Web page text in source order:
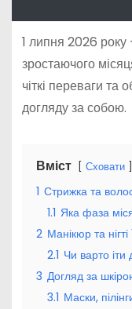
1 липня 2026
зростаючого
чіткі переваги та
догляду за собою.
Вміст Сховати
1 Стрижка та
1.1 Яка фаза
2 Манікюр та
2.1 Чи варто
3 Догляд за
3.1 Маски,